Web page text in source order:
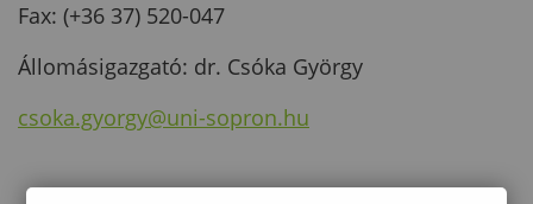
Fax: (+36 37) 520-047
Állomásigazgató: dr. Csóka György
csoka.gyorgy@uni-sopron.hu